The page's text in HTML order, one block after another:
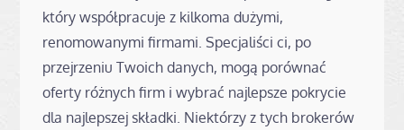
który współpracuje z kilkoma dużymi,
renomowanymi firmami. Specjaliści ci, po
przejrzeniu Twoich danych, mogą porównać
oferty różnych firm i wybrać najlepsze pokrycie
dla najlepszej składki. Niektórzy z tych brokerów